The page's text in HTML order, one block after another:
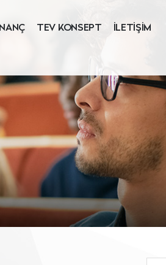
TEV KONSEPT İLETİŞİM